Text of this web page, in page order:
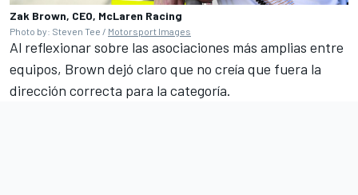
Zak Brown, CEO, McLaren Racing
Photo by: Steven Tee / Motorsport Images
Al reflexionar sobre las asociaciones más amplias entre
equipos, Brown dejó claro que no creía que fuera la
dirección correcta para la categoría.